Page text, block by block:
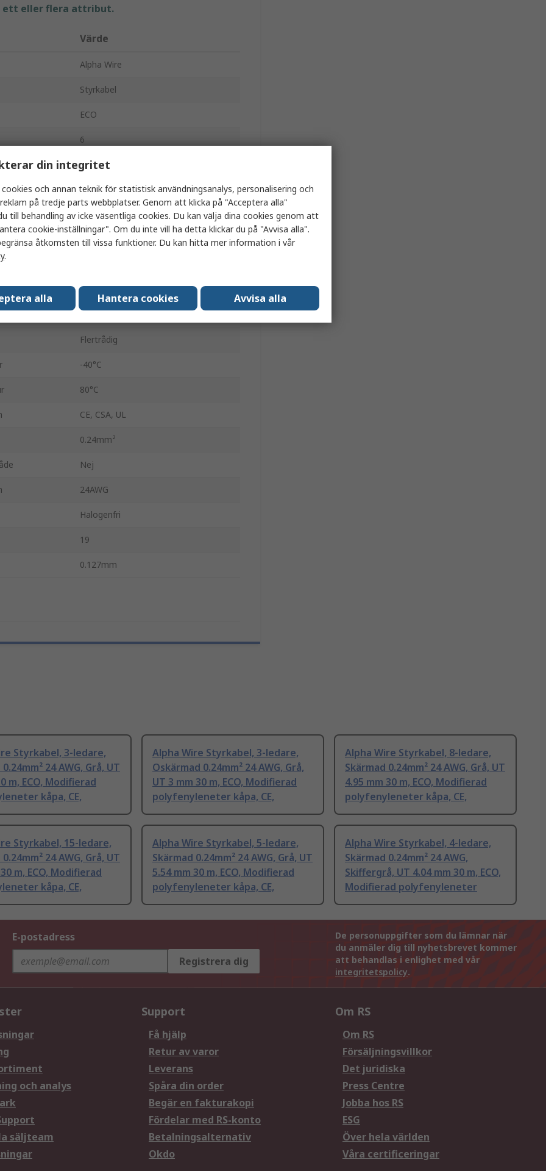
ett eller flera attribut.
Värde
Alpha Wire
Styrkabel
ECO
6
Tennkoppartråd
Modifierad polyfenyleneter
Grå
Skärmad
3.96mm
Flertrådig
-40°C
80°C
CE, CSA, UL
0.24mm²
Nej
24AWG
Halogenfri
19
0.127mm
Styrkabel, 3-ledare,
24 AWG, Grå, UT
m, ECO, Modifierad
kåpa, CE,
Alpha Wire Styrkabel, 3-ledare,
Oskärmad 0.24mm² 24 AWG, Grå,
UT 3 mm 30 m, ECO, Modifierad
polyfenyleneter kåpa, CE,
Alpha Wire Styrkabel, 8-ledare,
Skärmad 0.24mm² 24 AWG, Grå, UT
4.95 mm 30 m, ECO, Modifierad
polyfenyleneter kåpa, CE,
Styrkabel, 15-ledare,
24 AWG, Grå, UT
m, ECO, Modifierad
kåpa, CE,
Alpha Wire Styrkabel, 5-ledare,
Skärmad 0.24mm² 24 AWG, Grå, UT
5.54 mm 30 m, ECO, Modifierad
polyfenyleneter kåpa, CE,
Alpha Wire Styrkabel, 4-ledare,
Skärmad 0.24mm² 24 AWG,
Skiffergrå, UT 4.04 mm 30 m, ECO,
Modifierad polyfenyleneter
E-postadress
Registrera dig
De personuppgifter som du lämnar när
du anmäler dig till nyhetsbrevet kommer
att behandlas i enlighet med vår
integritetspolicy.
och analys
säljteam
Support
Få hjälp
Retur av varor
Leverans
Spåra din order
Begär en fakturakopi
Fördelar med RS-konto
Betalningsalternativ
Okdo
Om RS
Om RS
Försäljningsvillkor
Det juridiska
Press Centre
Jobba hos RS
ESG
Över hela världen
Våra certificeringar
din integritet
cookies och annan teknik för statistisk användningsanalys, personalisering och
på tredje parts webbplatser. Genom att klicka på "Acceptera alla"
till behandling av icke väsentliga cookies. Du kan välja dina cookies genom att
cookie-inställningar". Om du inte vill ha detta klickar du på "Avvisa alla".
åtkomsten till vissa funktioner. Du kan hitta mer information i vår
.
alla Hantera cookies Avvisa alla